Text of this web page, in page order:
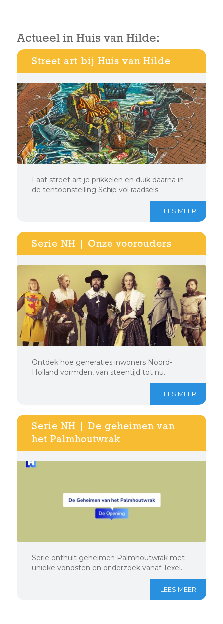
Actueel in Huis van Hilde:
Street art bij Huis van Hilde
Laat street art je prikkelen en duik daarna in
de tentoonstelling Schip vol raadsels.
LEES MEER
Serie NH | Onze voorouders
Ontdek hoe generaties inwoners Noord-
Holland vormden, van steentijd tot nu.
LEES MEER
Serie NH | De geheimen van
het Palmhoutwrak
Serie onthult geheimen Palmhoutwrak met
unieke vondsten en onderzoek vanaf Texel.
LEES MEER